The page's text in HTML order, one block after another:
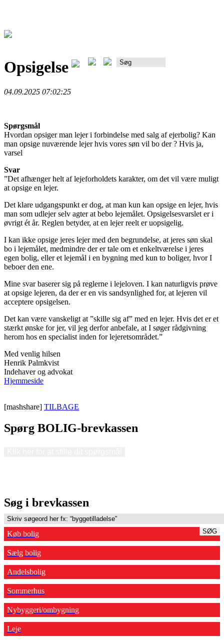
Opsigelse
04.09.2025 07:02:25
Spørgsmål
Hvordan opsiger man lejer i forbindelse med salg af ejerbolig? Kan
man opsige nuværende lejer hvis vores søn vil bo der ? Hvis ja,
varsel
Svar
”Det afhænger helt af lejeforholdets karakter, om det vil være muligt
at opsige en lejer.
Det klare udgangspunkt er dog, at man kun kan opsige en lejer, hvis
man som udlejer selv agter at bebo lejemålet. Opsigelsesvarslet er i
øvrigt ét år. Reglen betyder, at en lejer reelt er uopsigelig.
I kan ikke opsige jeres lejer med den begrundelse, at jeres søn skal
bo i lejemålet, medmindre der er tale om et enkeltværelse i jeres
egen bolig, eller et lejemål i en bygning med kun to boliger, hvor I
beboer den ene.
Mine svar baserer sig på reglerne i lejeloven. I kan naturligvis prøve
at opsige lejeren, da der er en vis sandsynlighed for, at lejeren vil
acceptere opsigelsen.
Det kan være vanskeligt at ”skille sig af” med en lejer. Hvis det er et
stærkt ønske for jer, vil jeg derfor anbefale, at I søger rådgivning
herom hos en specialist inden for lejeretsområdet.”
Med venlig hilsen
Henrik Palmkvist
Indehaver og advokat
Hjemmeside
[mashshare] TILBAGE
Spørg BOLIG-brevkassen
Søg i brevkassen
SØG
Køb bolig
Sælg bolig
Andelsbolig
Sommerhus
Nybyggeri/ombygning
Leje